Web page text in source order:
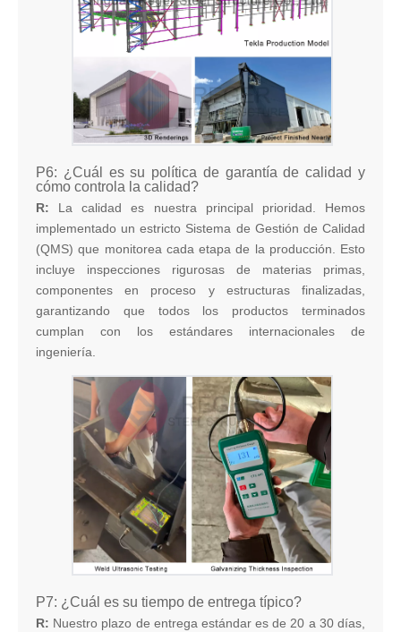
P6: ¿Cuál es su política de garantía de calidad y
cómo controla la calidad?
R: La calidad es nuestra principal prioridad. Hemos
implementado un estricto Sistema de Gestión de Calidad
(QMS) que monitorea cada etapa de la producción. Esto
incluye inspecciones rigurosas de materias primas,
componentes en proceso y estructuras finalizadas,
garantizando que todos los productos terminados
cumplan con los estándares internacionales de
ingeniería.
P7: ¿Cuál es su tiempo de entrega típico?
R: Nuestro plazo de entrega estándar es de 20 a 30 días,